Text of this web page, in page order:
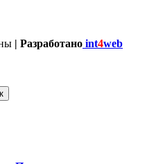
| Разработано int4web